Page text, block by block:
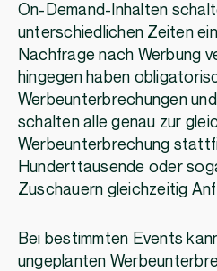
On-Demand-Inhalten
unterschiedlichen Zeiten
Nachfrage nach Werbung
hingegen haben
Werbeunterbrechungen
schalten alle genau zur
Werbeunterbrechung
Hunderttausende oder
Zuschauern gleichzeitig
Bei bestimmten Events
ungeplanten